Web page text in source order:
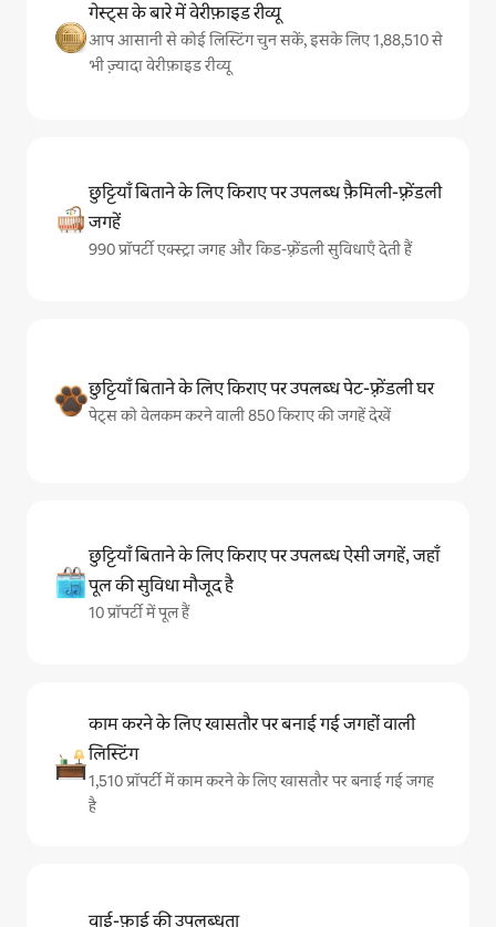
गेस्ट्स के बारे में वेरीफ़ाइड रीव्यू
आप आसानी से कोई लिस्टिंग चुन सकें, इसके लिए 1,88,510 से
भी ज़्यादा वेरीफ़ाइड रीव्यू
छुट्टियाँ बिताने के लिए किराए पर उपलब्ध फ़ैमिली-फ़्रेंडली
जगहें
990 प्रॉपर्टी एक्स्ट्रा जगह और किड-फ़्रेंडली सुविधाएँ देती हैं
छुट्टियाँ बिताने के लिए किराए पर उपलब्ध पेट-फ़्रेंडली घर
पेट्स को वेलकम करने वाली 850 किराए की जगहें देखें
छुट्टियाँ बिताने के लिए किराए पर उपलब्ध ऐसी जगहें, जहाँ
पूल की सुविधा मौजूद है
10 प्रॉपर्टी में पूल हैं
काम करने के लिए खासतौर पर बनाई गई जगहों वाली
लिस्टिंग
1,510 प्रॉपर्टी में काम करने के लिए खासतौर पर बनाई गई जगह
है
वाई-फ़ाई की उपलब्धता